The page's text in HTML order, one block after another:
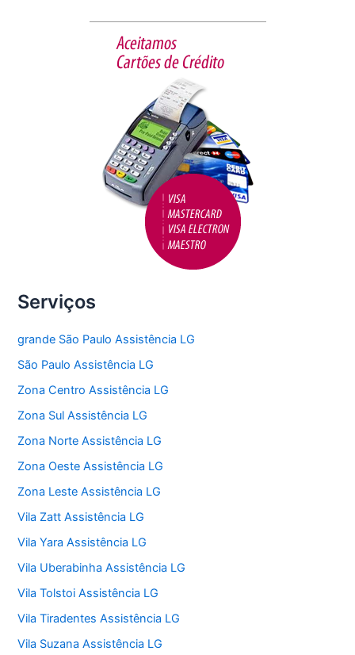
Serviços
grande São Paulo Assistência LG
São Paulo Assistência LG
Zona Centro Assistência LG
Zona Sul Assistência LG
Zona Norte Assistência LG
Zona Oeste Assistência LG
Zona Leste Assistência LG
Vila Zatt Assistência LG
Vila Yara Assistência LG
Vila Uberabinha Assistência LG
Vila Tolstoi Assistência LG
Vila Tiradentes Assistência LG
Vila Suzana Assistência LG